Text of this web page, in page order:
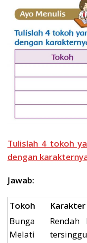
Tulislah 4 tokoh
dengan
Jawab:
Tokoh
Karakter
Bunga
Melati